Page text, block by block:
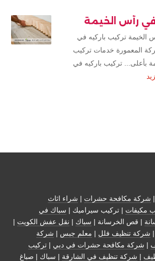
في رأس الخيمة
الخيمة تركيب باركيه في
المعمورة خدمات تركيب
بأعلى... تركيب باركيه في
| شركة مكافحة حشرات | شراء اثاث
مكيفات | تركيب سيراميك | سباك في
| قص الخرسانة | سباك | نقل عفش الكويت |
| شركة تنظيف فلل | معلم جبس | شركة
| شركة مكافحة حشرات في دبي | تركيب
| شركة تنظيف في الشارقة | سباك | صباغ